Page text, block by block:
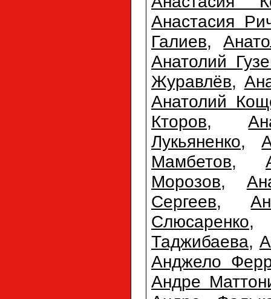
Анастасия
Галиев,
Анатолий
Журавлёв,
Анатолий
Кторов,
Лукьяненко,
Мамбетов,
Морозов,
Сергеев,
Слюсаренко
Таджибаева,
Анджело
Андре